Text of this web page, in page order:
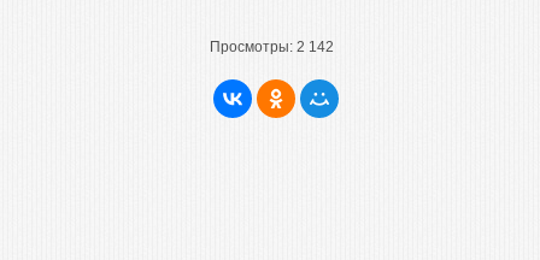
Просмотры: 2 142